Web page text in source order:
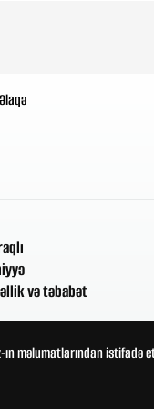
Əlaqə
və təbabət
məlumatlarından